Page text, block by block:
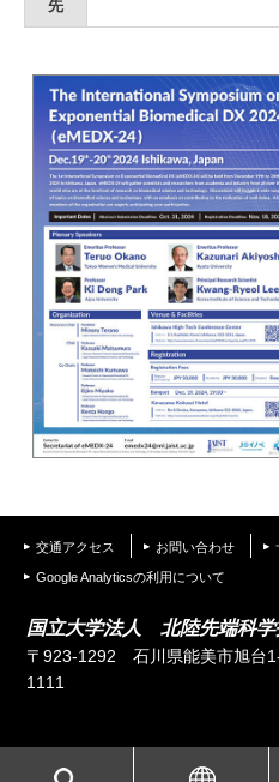
先
交通アクセス お問い合わせ
Google Analyticsの利用について
国立大学法人 北陸先端科学
〒923-1292 石川県能美市旭台
1111